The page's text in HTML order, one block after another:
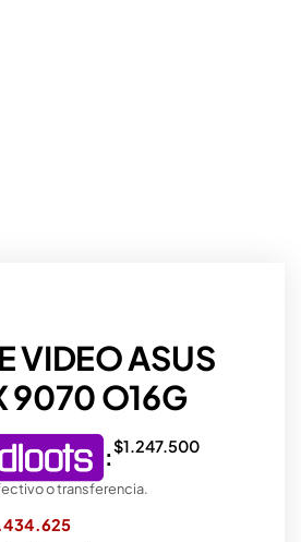
VIDEO ASUS
9070 O16G
:$1.247.500
o transferencia.